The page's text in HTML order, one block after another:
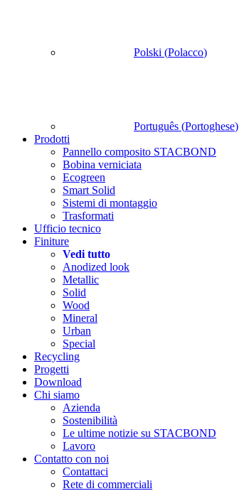
Polski (Polacco)
Português (Portoghese)
Prodotti
Pannello composito STACBOND
Bobina verniciata
Ecogreen
Smart Solid
Sistemi di montaggio
Trasformati
Ufficio tecnico
Finiture
Vedi tutto
Anodized look
Metallic
Solid
Wood
Mineral
Urban
Special
Recycling
Progetti
Download
Chi siamo
Azienda
Sostenibilità
Le ultime notizie su STACBOND
Lavoro
Contatto con noi
Contattaci
Rete di commerciali